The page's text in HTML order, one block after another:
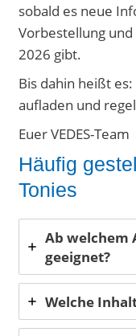
sobald es neue
Vorbestellung
2026 gibt.
Bis dahin heißt
aufladen und
Euer VEDES-Team
Häufig
Tonies
Ab welchem
geeignet?
Welche